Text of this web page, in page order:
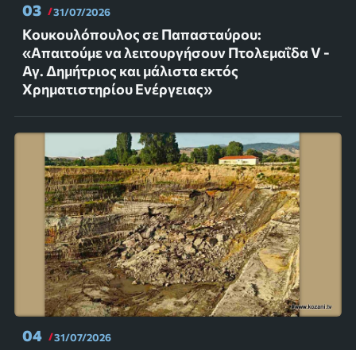
03 31/07/2026
Κουκουλόπουλος σε Παπασταύρου:
«Απαιτούμε να λειτουργήσουν Πτολεμαΐδα V -
Αγ. Δημήτριος και μάλιστα εκτός
Χρηματιστηρίου Ενέργειας»
04 31/07/2026